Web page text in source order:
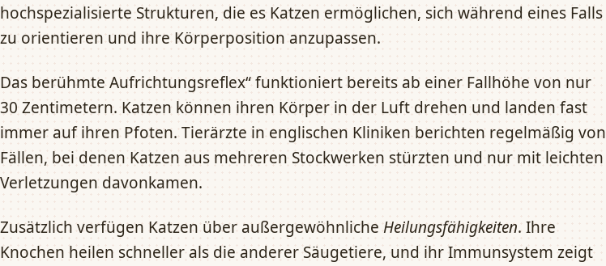
hochspezialisierte Strukturen, die es Katzen ermöglichen, sich während eines Falls
zu orientieren und ihre Körperposition anzupassen.
Das berühmte Aufrichtungsreflex“ funktioniert bereits ab einer Fallhöhe von nur
30 Zentimetern. Katzen können ihren Körper in der Luft drehen und landen fast
immer auf ihren Pfoten. Tierärzte in englischen Kliniken berichten regelmäßig von
Fällen, bei denen Katzen aus mehreren Stockwerken stürzten und nur mit leichten
Verletzungen davonkamen.
Zusätzlich verfügen Katzen über außergewöhnliche Heilungsfähigkeiten. Ihre
Knochen heilen schneller als die anderer Säugetiere, und ihr Immunsystem zeigt